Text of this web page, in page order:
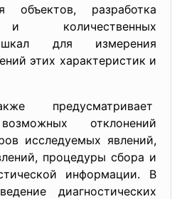
объектов, разработка
и количественных
шкал для измерения
этих характеристик и
предусматривает
отклонений
исследуемых явлений,
процедуры сбора и
информации. В
диагностических